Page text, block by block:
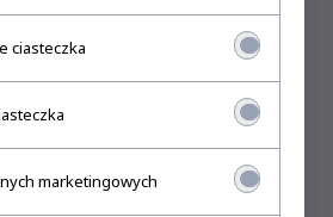
do kąpieli. Zrób to sam
ciasteczka
marketingowych